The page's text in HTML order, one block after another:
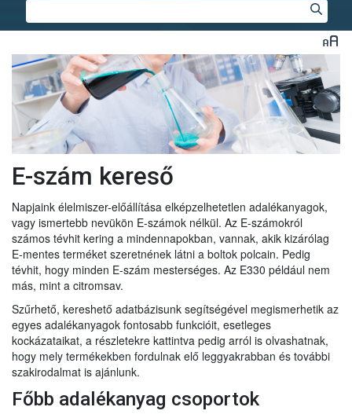
E-szám kereső
Napjaink élelmiszer-előállítása elképzelhetetlen adalékanyagok,
vagy ismertebb nevükön E-számok nélkül. Az E-számokról
számos tévhit kering a mindennapokban, vannak, akik kizárólag
E-mentes terméket szeretnének látni a boltok polcain. Pedig
tévhit, hogy minden E-szám mesterséges. Az E330 például nem
más, mint a citromsav.
Szűrhető, kereshető adatbázisunk segítségével megismerhetik az
egyes adalékanyagok fontosabb funkcióit, esetleges
kockázataikat, a részletekre kattintva pedig arról is olvashatnak,
hogy mely termékekben fordulnak elő leggyakrabban és további
szakirodalmat is ajánlunk.
Főbb adalékanyag csoportok